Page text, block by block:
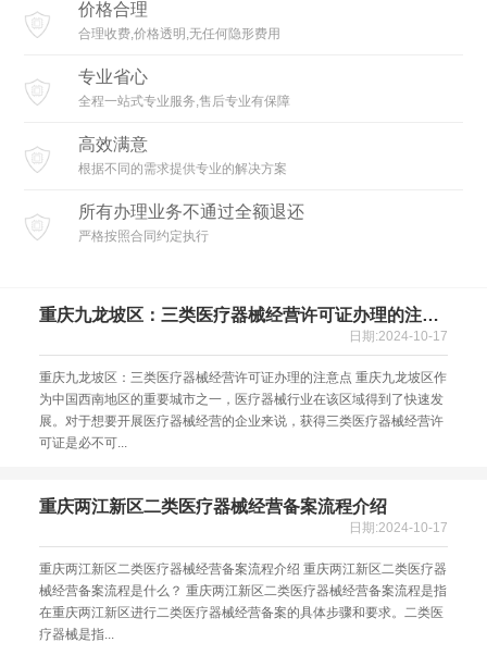
价格合理
合理收费,价格透明,无任何隐形费用
专业省心
全程一站式专业服务,售后专业有保障
高效满意
根据不同的需求提供专业的解决方案
所有办理业务不通过全额退还
严格按照合同约定执行
重庆九龙坡区：三类医疗器械经营许可证办理的注意
日期:2024-10-17
重庆九龙坡区：三类医疗器械经营许可证办理的注意点 重庆九龙坡区作
为中国西南地区的重要城市之一，医疗器械行业在该区域得到了快速发
展。对于想要开展医疗器械经营的企业来说，获得三类医疗器械经营许
可证是必不可...
重庆两江新区二类医疗器械经营备案流程介绍
日期:2024-10-17
重庆两江新区二类医疗器械经营备案流程介绍 重庆两江新区二类医疗器
械经营备案流程是什么？ 重庆两江新区二类医疗器械经营备案流程是指
在重庆两江新区进行二类医疗器械经营备案的具体步骤和要求。二类医
疗器械是指...